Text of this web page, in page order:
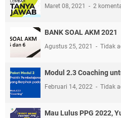
Maret 08, 2021 2
BANK SOAL AKM 2021
Agustus 25, 2021 Tidak
Modul 2.3 Coaching
Februari 14, 2022 Tidak
Mau Lulus PPG 2022,